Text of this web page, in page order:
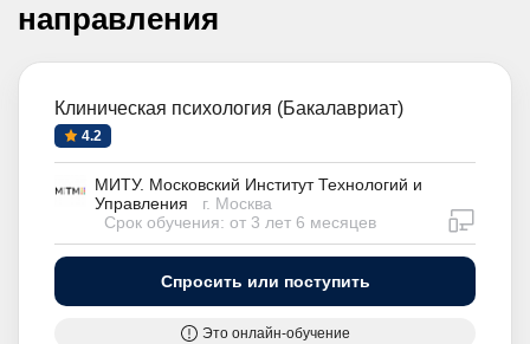
направления
Клиническая психология (Бакалавриат)
4.2
МИТУ. Московский Институт Технологий и
Управления
г. Москва
Срок обучения: от 3 лет 6 месяцев
Спросить или поступить
Это онлайн-обучение